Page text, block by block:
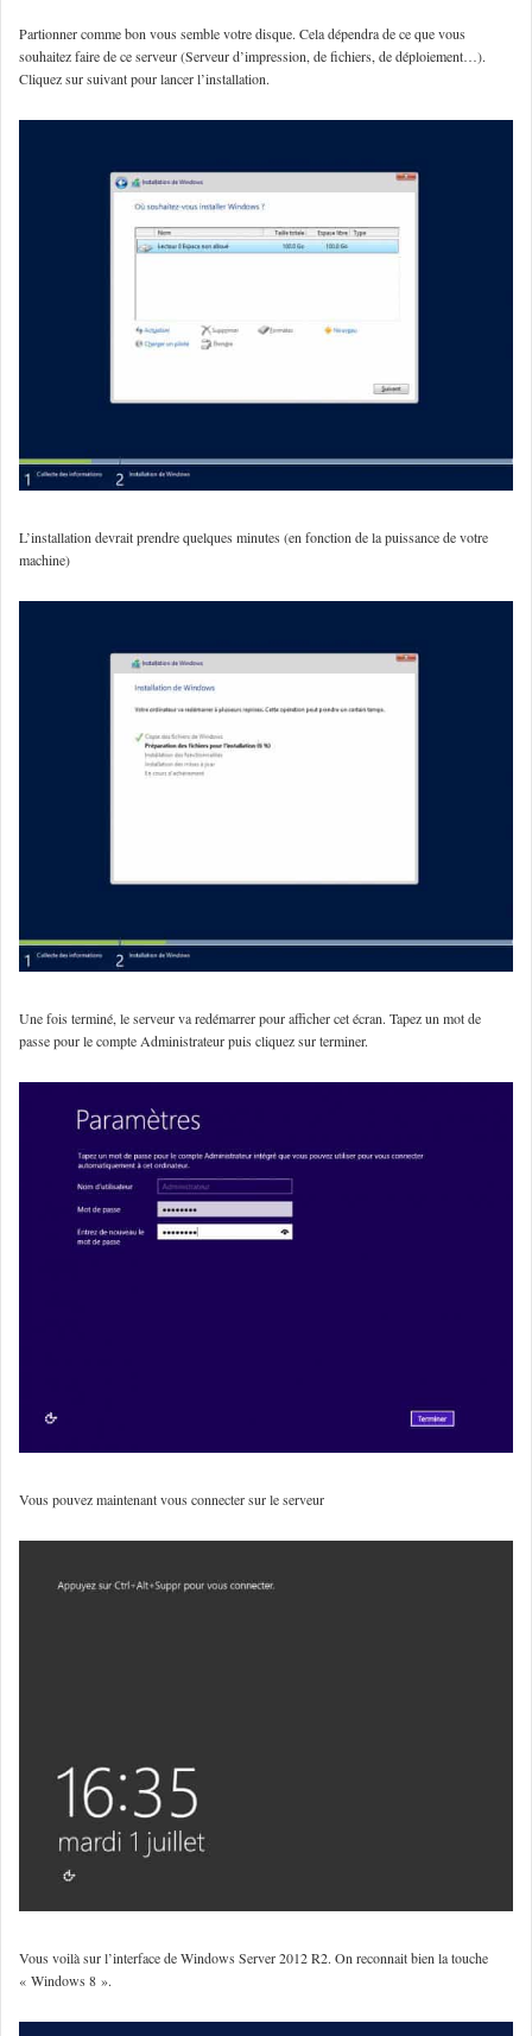
Partionner comme bon vous semble votre disque. Cela dépendra de ce que vous
souhaitez faire de ce serveur (Serveur d’impression, de fichiers, de déploiement…).
Cliquez sur suivant pour lancer l’installation.
L’installation devrait prendre quelques minutes (en fonction de la puissance de votre
machine)
Une fois terminé, le serveur va redémarrer pour afficher cet écran. Tapez un mot de
passe pour le compte Administrateur puis cliquez sur terminer.
Vous pouvez maintenant vous connecter sur le serveur
Vous voilà sur l’interface de Windows Server 2012 R2. On reconnait bien la touche
« Windows 8 ».